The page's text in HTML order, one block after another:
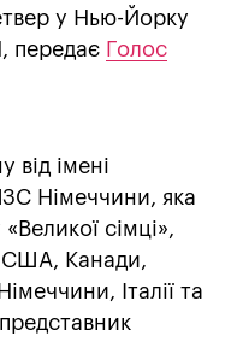
у Нью-Йорку
передає Голос
від імені
Німеччини, яка
сімці»,
США, Канади,
Італії та